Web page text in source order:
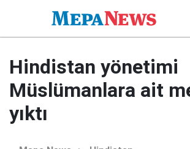
Hindistan yönetimi
Müslümanlara ait
yıktı